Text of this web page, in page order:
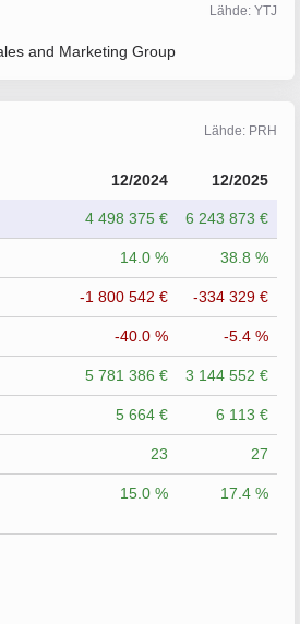
Lähde: YTJ
and Marketing Group
Lähde: PRH
12/2024 12/2025
4 498 375 € 6 243 873 €
14.0 % 38.8 %
-1 800 542 € -334 329 €
-40.0 % -5.4 %
5 781 386 € 3 144 552 €
5 664 € 6 113 €
23 27
15.0 % 17.4 %